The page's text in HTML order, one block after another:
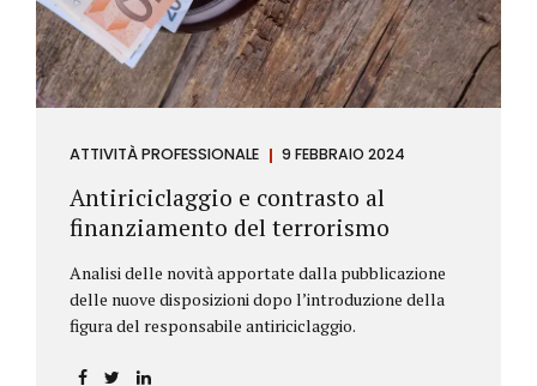
ATTIVITÀ PROFESSIONALE 9 FEBBRAIO 2024
Antiriciclaggio e contrasto al
finanziamento del terrorismo
Analisi delle novità apportate dalla pubblicazione
delle nuove disposizioni dopo l’introduzione della
figura del responsabile antiriciclaggio.